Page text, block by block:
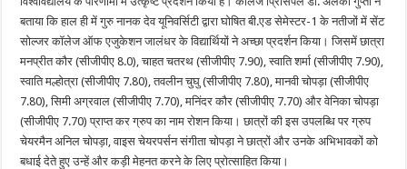
बताया कि हाल ही में गुरु नानक देव यूनिवर्सिटी द्वारा घोषित बी.एड सेमेस्टर-1 के नतीजों में सेंट
सोल्जर कॉलेज ऑफ एजुकेशन जालंधर के विद्यार्थियों ने अच्छा प्रदर्शन किया। जिसमें छात्रा
मनप्रीत कौर (सीजीपीए 8.0), चाहत चतरथ (सीजीपीए 7.90), स्वाति शर्मा (सीजीपीए 7.90),
स्वाति मल्होत्रा (सीजीपीए 7.80), तवलीन चुघु (सीजीपीए 7.80), मानवी चोपड़ा (सीजीपीए
7.80), सिमी अग्रवाल (सीजीपीए 7.70), मनिंदर कौर (सीजीपीए 7.70) और वेनिका चोपड़ा
(सीजीपीए 7.70) प्राप्त कर ग्रुप का नाम रोशन किया। छात्रों की इस उपलब्धि पर ग्रुप
चेयरमैन अनिल चोपड़ा, वाइस चेयरपर्सन संगीता चोपड़ा ने छात्रों और उनके अभिभावकों को
बधाई देते हुए उन्हें और कड़ी मेहनत करने के लिए प्रोत्साहित किया।